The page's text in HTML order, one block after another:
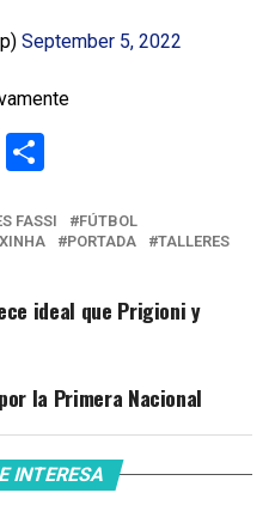
September 5, 2022
Share
FASSI
FÚTBOL
PORTADA TALLERES
ideal que Prigioni y
la Primera Nacional
INTERESA